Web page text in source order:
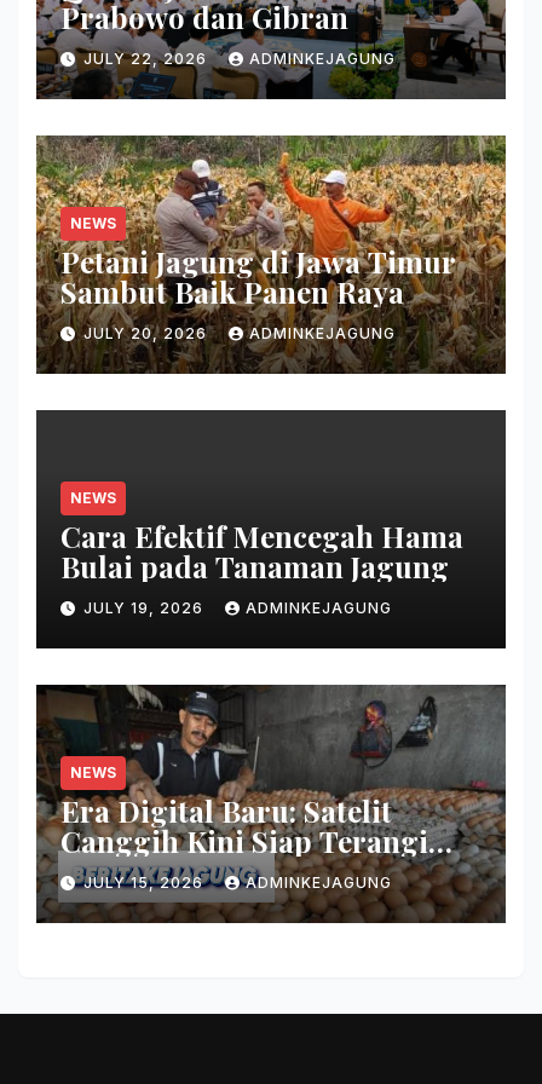
Prabowo dan Gibran
JULY 22, 2026 ADMINKEJAGUNG
NEWS
Petani Jagung di Jawa Timur
Sambut Baik Panen Raya
JULY 20, 2026 ADMINKEJAGUNG
NEWS
Cara Efektif Mencegah Hama
Bulai pada Tanaman Jagung
JULY 19, 2026 ADMINKEJAGUNG
NEWS
Era Digital Baru: Satelit
Canggih Kini Siap Terangi
Wilayah Terpencil Nusantara
JULY 15, 2026 ADMINKEJAGUNG